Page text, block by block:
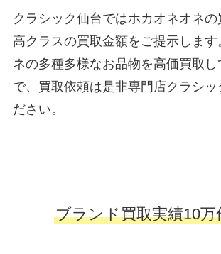
クラシック仙台ではホカオネオネ
高クラスの買取金額をご提示します
ネの多種多様なお品物を高価買取
で、買取依頼は是非専門店クラシッ
ださい。
ブランド買取実績10万